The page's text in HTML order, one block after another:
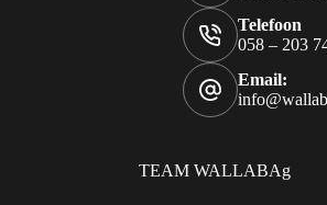
Telefoon
058 – 203
Email:
TEAM WALLABAg